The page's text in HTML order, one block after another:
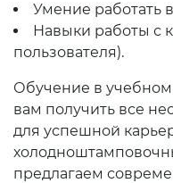
Умение работать
Навыки работы с
пользователя).
Обучение в
вам получить все
для успешной
предлагаем